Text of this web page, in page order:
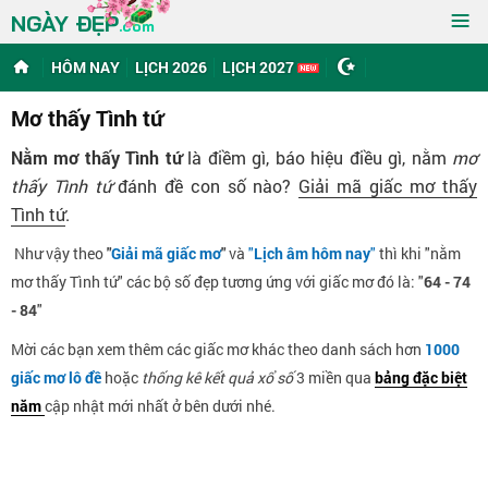
NGÀY ĐẸP.com ≡
HÔM NAY LỊCH 2026 LỊCH 2027
Mơ thấy Tình tứ
Nằm mơ thấy Tình tứlà điềm gì, báo hiệu điều gì, nằm mơ
thấy Tình tứđánh đề con số nào? Giải mã giấc mơ thấy
Tình tứ.
Như vậy theo"Giải mã giấc mơ"và "Lịch âm hôm nay" thì khi "nằm
mơ thấy Tình tứ" các bộ số đẹp tương ứng với giấc mơ đó là: "64 - 74
- 84"
Mời các bạn xem thêm các giấc mơ khác theo danh sách hơn 1000
giấc mơ lô đề hoặc thống kê kết quả xổ số3 miền qua bảng đặc biệt
nămcập nhật mới nhất ở bên dưới nhé.